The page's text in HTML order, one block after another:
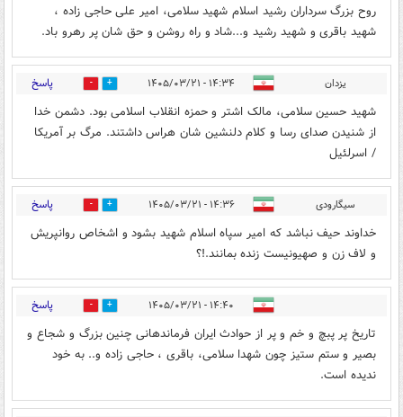
روح بزرگ سرداران رشید اسلام شهید سلامی، امیر علی حاجی زاده ،
شهید باقری و شهید رشید و...شاد و راه روشن و حق شان پر رهرو باد.
یزدان ۱۴:۳۴ - ۱۴۰۵/۰۳/۲۱ 0 پاسخ
شهید حسین سلامی، مالک اشتر و حمزه انقلاب اسلامی بود. دشمن خدا
از شنیدن صدای رسا و کلام دلنشین شان هراس داشتند. مرگ بر آمریکا
/ اسرلئیل
سیگارودی ۱۴:۳۶ - ۱۴۰۵/۰۳/۲۱ 0 پاسخ
خداوند حیف نباشد که امیر سپاه اسلام شهید بشود و اشخاص روانپریش
و لاف زن و صهیونیست زنده بمانند.!؟
۱۴:۴۰ - ۱۴۰۵/۰۳/۲۱ 1 پاسخ
تاریخ پر پبچ و خم و پر از حوادث ایران فرماندهانی چنین بزرگ و شجاع و
بصیر و ستم ستیز چون شهدا سلامی، باقری ، حاجی زاده و..‌ به خود
ندیده است.